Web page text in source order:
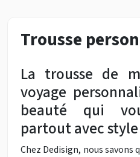
Trousse
La trousse de
voyage
beauté qui
partout avec style
Chez Dedisign, nous savons